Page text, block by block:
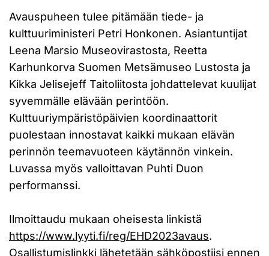
Avauspuheen tulee pitämään tiede- ja
kulttuuriministeri Petri Honkonen. Asiantuntijat
Leena Marsio Museovirastosta, Reetta
Karhunkorva Suomen Metsämuseo Lustosta ja
Kikka Jelisejeff Taitoliitosta johdattelevat kuulijat
syvemmälle elävään perintöön.
Kulttuuriympäristöpäivien koordinaattorit
puolestaan innostavat kaikki mukaan elävän
perinnön teemavuoteen käytännön vinkein.
Luvassa myös valloittavan Puhti Duon
performanssi.
Ilmoittaudu mukaan oheisesta linkistä
https://www.lyyti.fi/reg/EHD2023avaus.
Osallistumislinkki lähetetään sähköpostiisi ennen